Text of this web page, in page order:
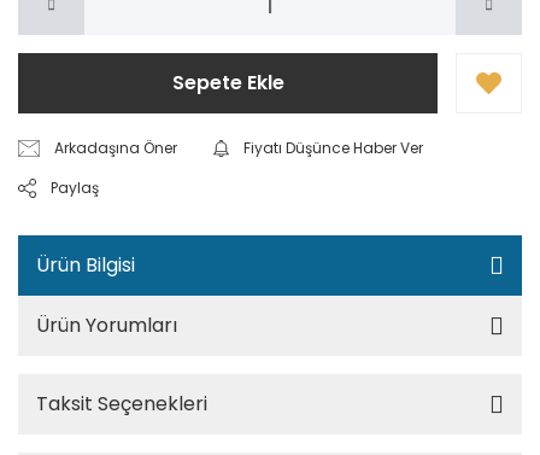
Sepete Ekle
Arkadaşına Öner
Fiyatı Düşünce Haber Ver
Paylaş
Ürün Bilgisi
Ürün Yorumları
Taksit Seçenekleri